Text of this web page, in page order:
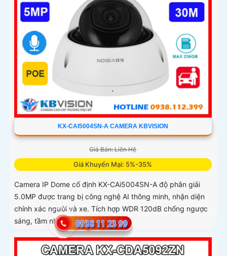
KX-CAI5004SN-A CAMERA KBVISION
Giá Bán: Liên Hệ
Giá Khuyến Mại: 5%-35%
Camera IP Dome cố định KX-CAi5004SN-A độ phân giải
5.0MP được trang bị công nghệ AI thông minh, nhận diện
chính xác người và xe. Tích hợp WDR 120dB chống ngược
sáng, tầm nhìn...